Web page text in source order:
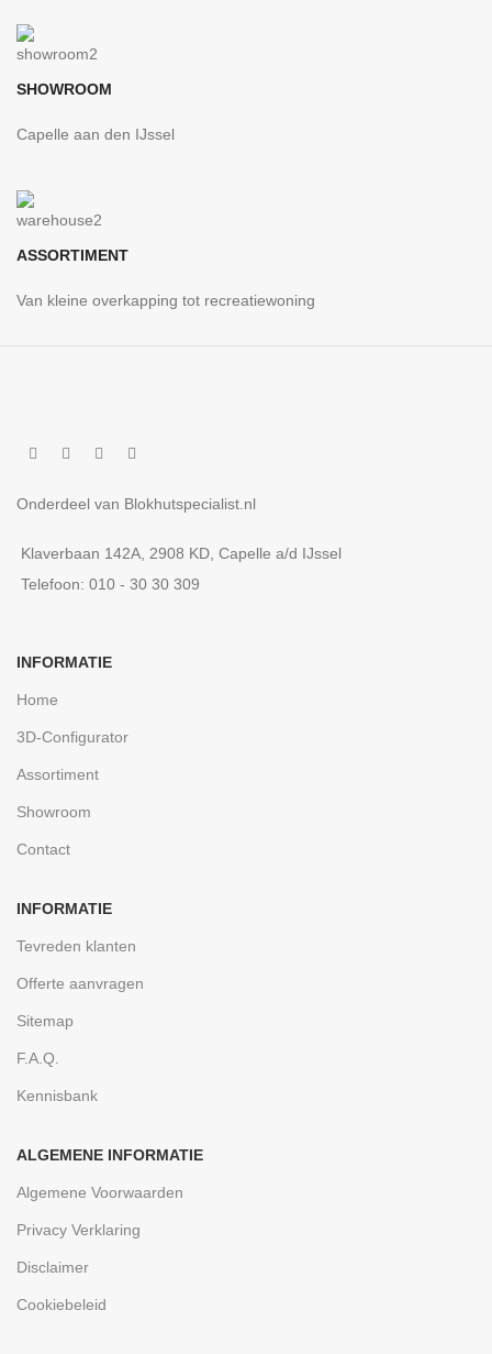
SHOWROOM
Capelle aan den IJssel
ASSORTIMENT
Van kleine overkapping tot recreatiewoning
Onderdeel van Blokhutspecialist.nl
Klaverbaan 142A, 2908 KD, Capelle a/d IJssel
Telefoon: 010 - 30 30 309
INFORMATIE
Home
3D-Configurator
Assortiment
Showroom
Contact
INFORMATIE
Tevreden klanten
Offerte aanvragen
Sitemap
F.A.Q.
Kennisbank
ALGEMENE INFORMATIE
Algemene Voorwaarden
Privacy Verklaring
Disclaimer
Cookiebeleid